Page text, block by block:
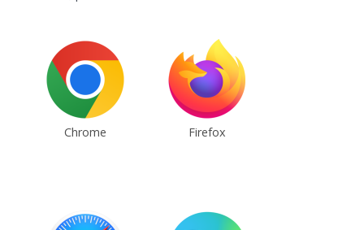
Chrome Firefox